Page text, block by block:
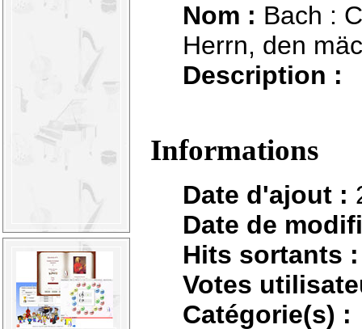
Nom : Bach :
Herrn, den
Description :
Informations
Date d'ajout :
Date de
Hits sortants :
Votes
Catégorie(s) :